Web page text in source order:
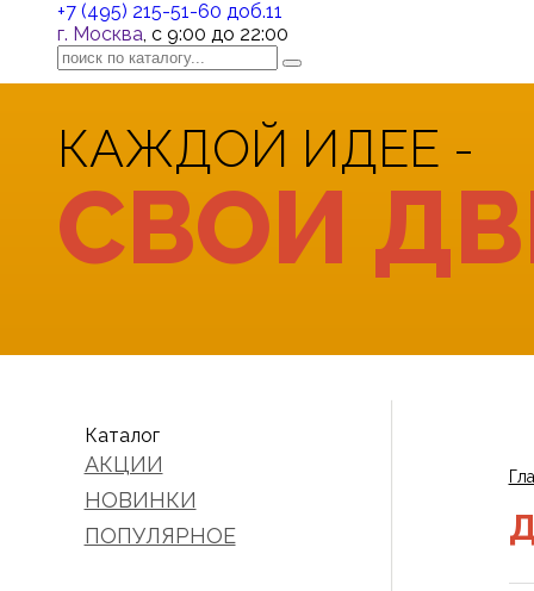
+7 (495) 215-51-60 доб.11
г. Москва, с 9:00 до 22:00
КАЖДОЙ ИДЕЕ -
СВОИ
Каталог
АКЦИИ
НОВИНКИ
ПОПУЛЯРНОЕ